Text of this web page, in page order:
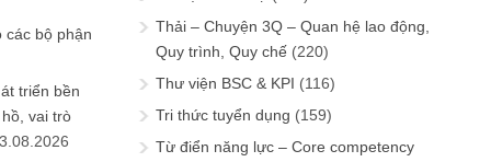
các bộ phận
triển bền
vai trò
Thải – Chuyện 3Q – Quan hệ lao động,
Quy trình, Quy chế (220)
Thư viện BSC & KPI (116)
Tri thức tuyển dụng (159)
Từ điển năng lực – Core competency